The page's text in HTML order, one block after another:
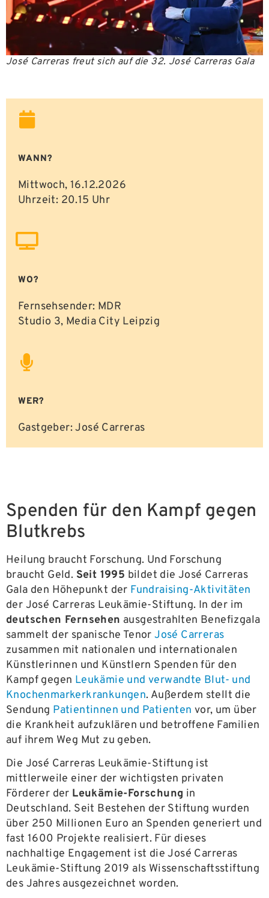
José Carreras freut sich auf die 32. José Carreras Gala
WANN?
Mittwoch, 16.12.2026
Uhrzeit: 20.15 Uhr
WO?
Fernsehsender: MDR
Studio 3, Media City Leipzig
WER?
Gastgeber: José Carreras
Spenden für den Kampf gegen
Blutkrebs
Heilung braucht Forschung. Und Forschung
braucht Geld. Seit 1995 bildet die José Carreras
Gala den Höhepunkt der Fundraising-Aktivitäten
der José Carreras Leukämie-Stiftung. In der im
deutschen Fernsehen ausgestrahlten Benefizgala
sammelt der spanische TenorJosé Carreras
zusammen mit nationalen und internationalen
Künstlerinnen und Künstlern Spenden für den
Kampf gegen Leukämie und verwandte Blut- und
Knochenmarkerkrankungen. Außerdem stellt die
Sendung Patientinnen und Patienten vor, um über
die Krankheit aufzuklären und betroffene Familien
auf ihrem Weg Mut zu geben.
Die José Carreras Leukämie-Stiftung ist
mittlerweile einer der wichtigsten privaten
Förderer der Leukämie-Forschung in
Deutschland. Seit Bestehen der Stiftung wurden
über 250 Millionen Euro an Spenden generiert und
fast 1600 Projekte realisiert. Für dieses
nachhaltige Engagement ist die José Carreras
Leukämie-Stiftung 2019 als Wissenschaftsstiftung
des Jahres ausgezeichnet worden.